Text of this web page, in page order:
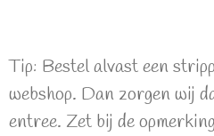
Tip: Bestel alvast een
webshop. Dan zorgen wij
entree. Zet bij de